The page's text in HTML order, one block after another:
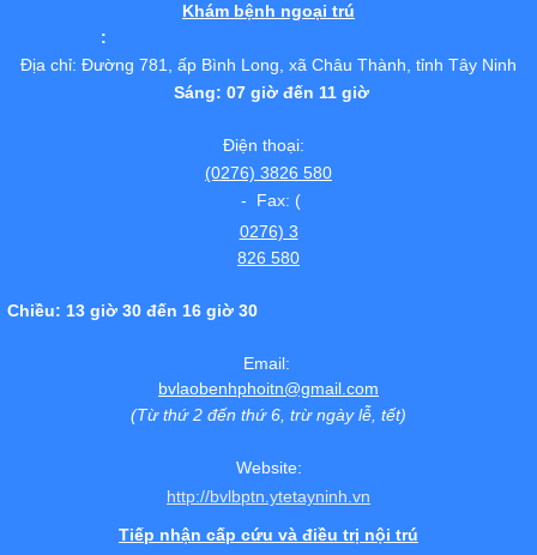
Khám bệnh ngoại trú
:
Địa chỉ: Đường 781, ấp Bình Long, xã Châu Thành, tỉnh Tây Ninh
Sáng: 07 giờ đến 11 giờ
Điện thoại:
(0276) 3826 580
- Fax: (
0276) 3
826 580
Chiều: 13 giờ 30 đến 16 giờ 30
Email:
bvlaobenhphoitn@gmail.com
(Từ thứ 2 đến thứ 6, trừ ngày lễ, tết)
Website:
http://bvlbptn.ytetayninh.vn
Tiếp nhận cấp cứu và điều trị nội trú